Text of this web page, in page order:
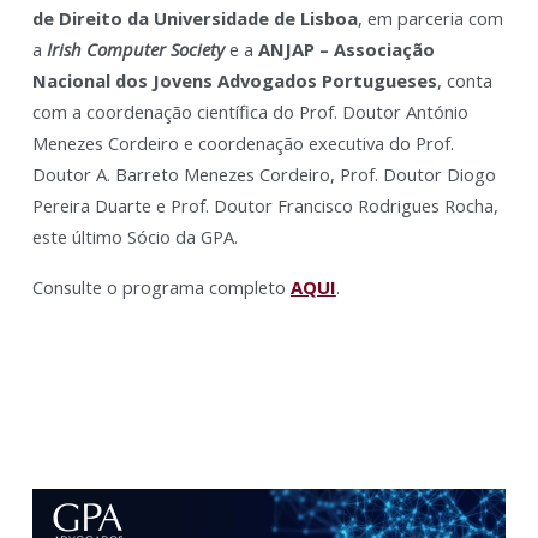
de Direito da Universidade de Lisboa, em parceria com
a Irish Computer Society e a ANJAP – Associação
Nacional dos Jovens Advogados Portugueses, conta
com a coordenação científica do Prof. Doutor António
Menezes Cordeiro e coordenação executiva do Prof.
Doutor A. Barreto Menezes Cordeiro, Prof. Doutor Diogo
Pereira Duarte e Prof. Doutor Francisco Rodrigues Rocha,
este último Sócio da GPA.
Consulte o programa completo AQUI.